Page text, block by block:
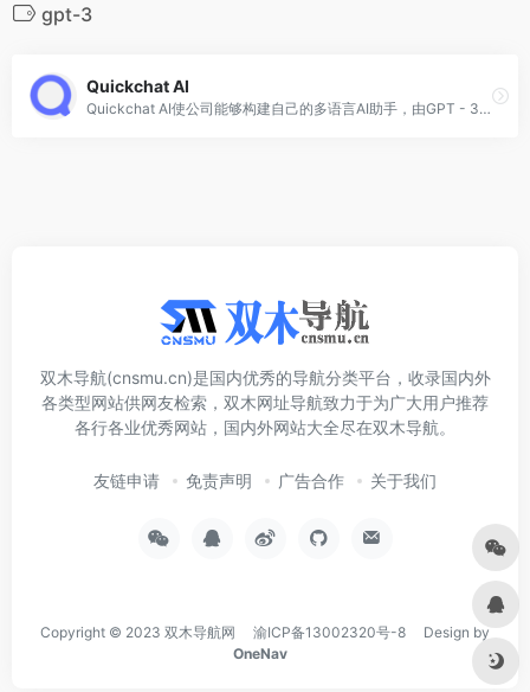
gpt-3
Quickchat AI
Quickchat AI使公司能够构建自己的多语言AI助手，由GPT - 3等生成式AI模型提供支持。
双木导航(cnsmu.cn)是国内优秀的导航分类平台，收录国内外
各类型网站供网友检索，双木网址导航致力于为广大用户推荐
各行各业优秀网站，国内外网站大全尽在双木导航。
友链申请 免责声明 广告合作 关于我们
Copyright © 2023 双木导航网 渝ICP备13002320号-8 Design by
OneNav